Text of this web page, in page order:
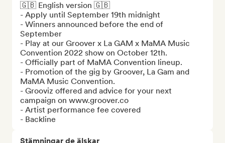
🇬🇧 English version 🇬🇧
- Apply until September 19th midnight
- Winners announced before the end of
September
- Play at our Groover x La GAM x MaMA Music
Convention 2022 show on October 12th.
- Officially part of MaMA Convention lineup.
- Promotion of the gig by Groover, La Gam and
MaMA Music Convention.
- Grooviz offered and advice for your next
campaign on www.groover.co
- Artist performance fee covered
- Backline
Stämningar de älskar